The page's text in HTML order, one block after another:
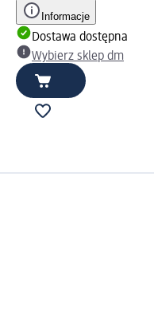
Informacje
Dostawa dostępna
Wybierz sklep dm